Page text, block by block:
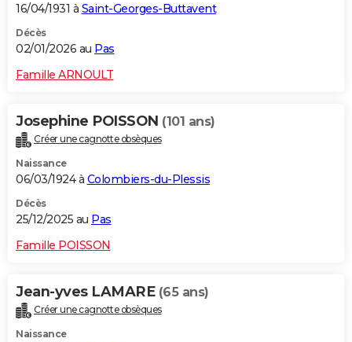
16/04/1931 à Saint-Georges-Buttavent
Décès
02/01/2026 au Pas
Famille ARNOULT
Josephine POISSON (101 ans)
Créer une cagnotte obsèques
Naissance
06/03/1924 à Colombiers-du-Plessis
Décès
25/12/2025 au Pas
Famille POISSON
Jean-yves LAMARE (65 ans)
Créer une cagnotte obsèques
Naissance